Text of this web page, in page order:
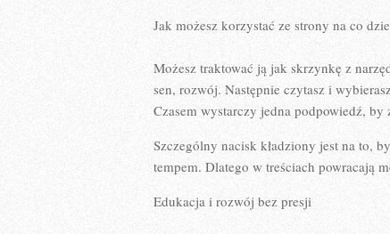
Jak możesz korzystać ze strony na co
Możesz traktować ją jak skrzynkę z
sen, rozwój. Następnie czytasz i
Czasem wystarczy jedna podpowiedź,
Szczególny nacisk kładziony jest na to,
tempem. Dlatego w treściach powracają
Edukacja i rozwój bez presji